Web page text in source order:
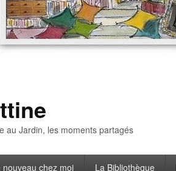
au Jardin, les moments partagés
nouveau chez moi La Bibliothèque